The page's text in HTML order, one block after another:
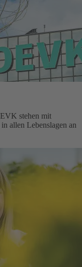
stehen mit
allen Lebenslagen an